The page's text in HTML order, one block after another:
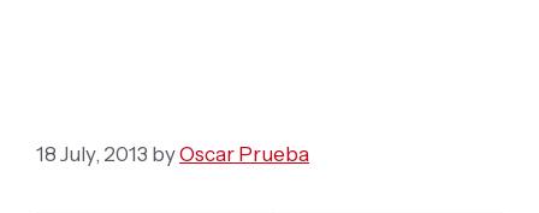
18 July, 2013 byOscar Prueba